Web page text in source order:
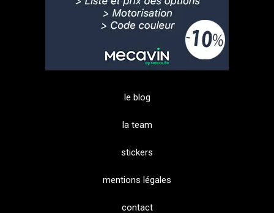
le blog
la team
stickers
mentions légales
contact